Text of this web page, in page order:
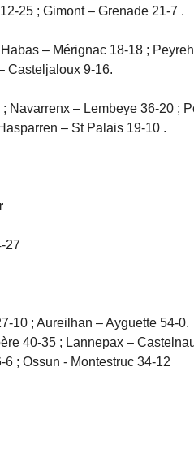
25 ; Gimont – Grenade 21-7 .
– Mérignac 18-18 ;
Casteljaloux 9-16.
Navarrenx – Lembeye 36-20 ;
– St Palais 19-10 .
27
10 ; Aureilhan – Ayguette 54-0.
40-35 ; Lannepax –
; Ossun - Montestruc 34-12